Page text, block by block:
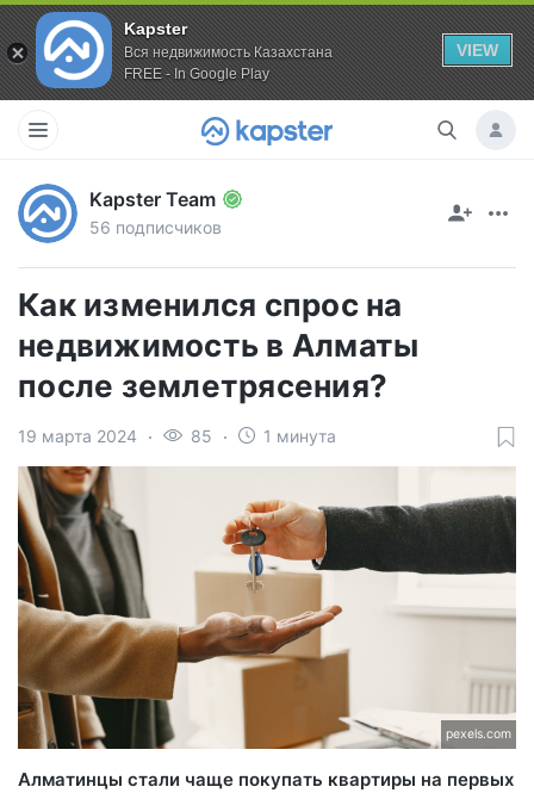
Kapster
Вся недвижимость Казахстана
FREE - In Google Play
VIEW
Kapster Team
56 подписчиков
Как изменился спрос на
недвижимость в Алматы
после землетрясения?
19 марта 2024 85 1 минута
pexels.com
Алматинцы стали чаще покупать квартиры на первых